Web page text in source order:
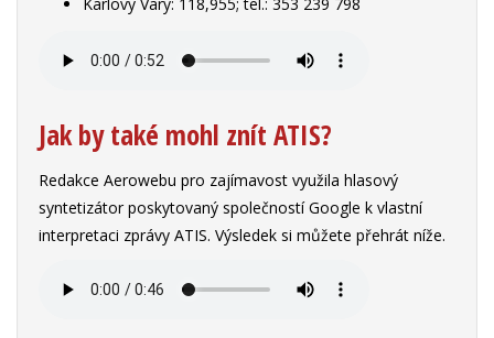
Jak by také mohl znít ATIS?
Redakce Aerowebu pro zajímavost využila hlasový
syntetizátor poskytovaný společností Google k vlastní
interpretaci zprávy ATIS. Výsledek si můžete přehrát níže.